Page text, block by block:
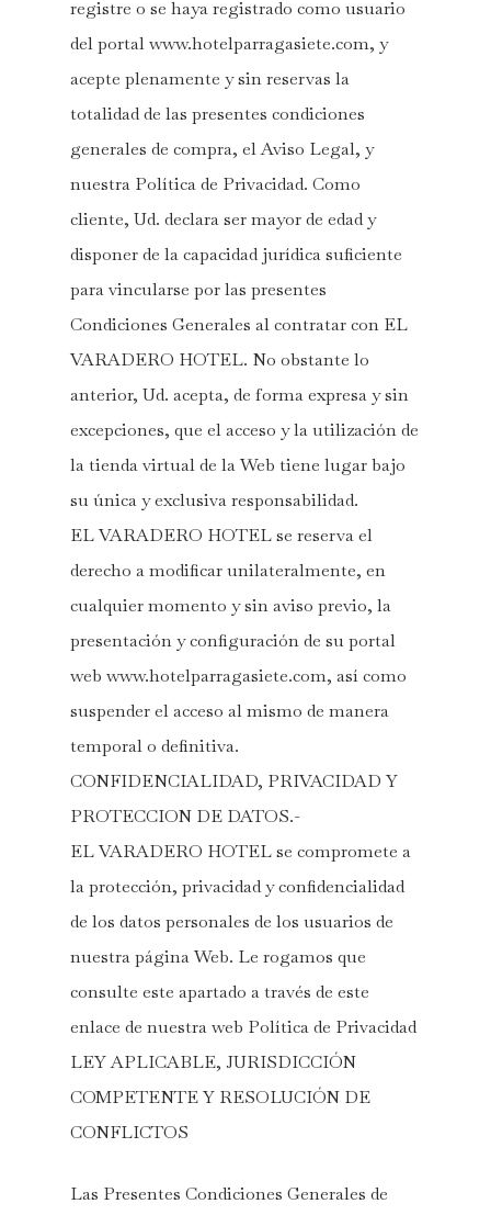
registre o se haya registrado como usuario
del portal www.hotelparragasiete.com, y
acepte plenamente y sin reservas la
totalidad de las presentes condiciones
generales de compra, el Aviso Legal, y
nuestra Política de Privacidad. Como
cliente, Ud. declara ser mayor de edad y
disponer de la capacidad jurídica suficiente
para vincularse por las presentes
Condiciones Generales al contratar con EL
VARADERO HOTEL. No obstante lo
anterior, Ud. acepta, de forma expresa y sin
excepciones, que el acceso y la utilización de
la tienda virtual de la Web tiene lugar bajo
su única y exclusiva responsabilidad.
EL VARADERO HOTEL se reserva el
derecho a modificar unilateralmente, en
cualquier momento y sin aviso previo, la
presentación y configuración de su portal
web www.hotelparragasiete.com, así como
suspender el acceso al mismo de manera
temporal o definitiva.
CONFIDENCIALIDAD, PRIVACIDAD Y
PROTECCION DE DATOS.-
EL VARADERO HOTEL se compromete a
la protección, privacidad y confidencialidad
de los datos personales de los usuarios de
nuestra página Web. Le rogamos que
consulte este apartado a través de este
enlace de nuestra web Política de Privacidad
LEY APLICABLE, JURISDICCIÓN
COMPETENTE Y RESOLUCIÓN DE
CONFLICTOS
Las Presentes Condiciones Generales de